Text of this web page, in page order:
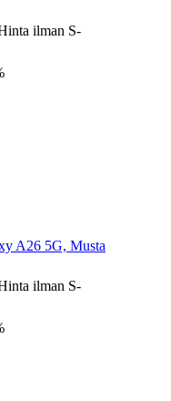
ilman S-
A26 5G, Musta
ilman S-